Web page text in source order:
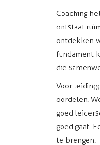
Coaching
ontstaat
ontdekken
fundament
die
Voor
oordelen.
goed
goed gaat.
te brengen.